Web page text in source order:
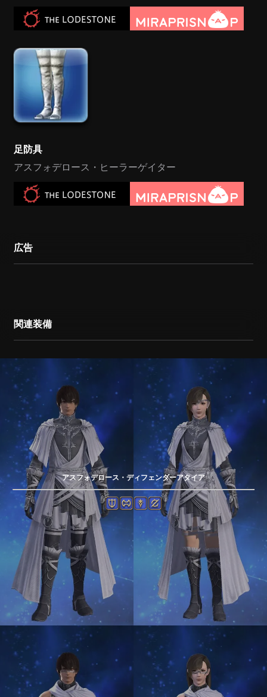
足防具
アスフォデロース・ヒーラーゲイター
広告
関連装備
アスフォデロース・ディフェンダーアタイア